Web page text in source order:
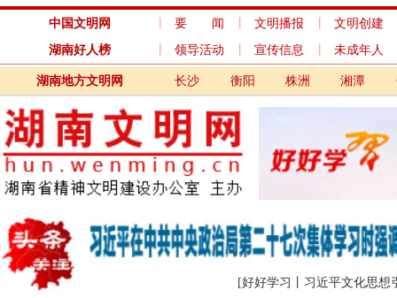
中国文明网 要 闻 文明播报 文明创建 道德模范
湖南好人榜 领导活动 宣传信息 未成年人 文明实践
湖南地方文明网 长沙 衡阳 株洲 湘潭 邵阳 岳阳
[好好学习丨习近平文化思想引领文化强国